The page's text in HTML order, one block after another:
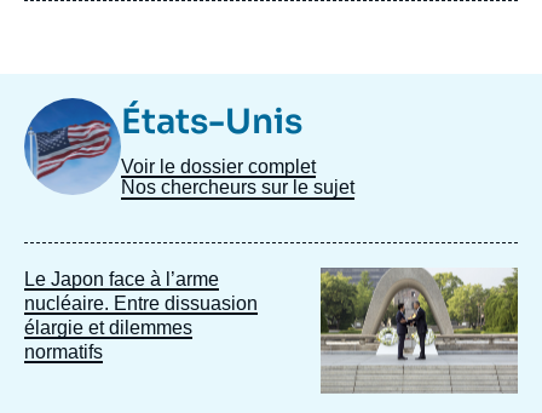
Image
Taxonomie États-Unis
Voir le dossier complet
Nos chercheurs sur le sujet
Le Japon face à l’arme
nucléaire. Entre dissuasion
élargie et dilemmes
normatifs
Image
principale